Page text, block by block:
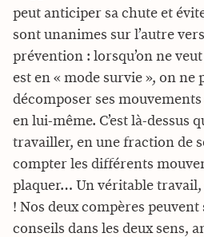
peut anticiper sa chute et
sont unanimes sur l’autre
prévention : lorsqu’on ne
est en « mode survie », on ne
décomposer ses
en lui-même. C’est là-dessus
travailler, en une fraction de
compter les différents
plaquer… Un véritable
! Nos deux compères peuvent
conseils dans les deux sens,